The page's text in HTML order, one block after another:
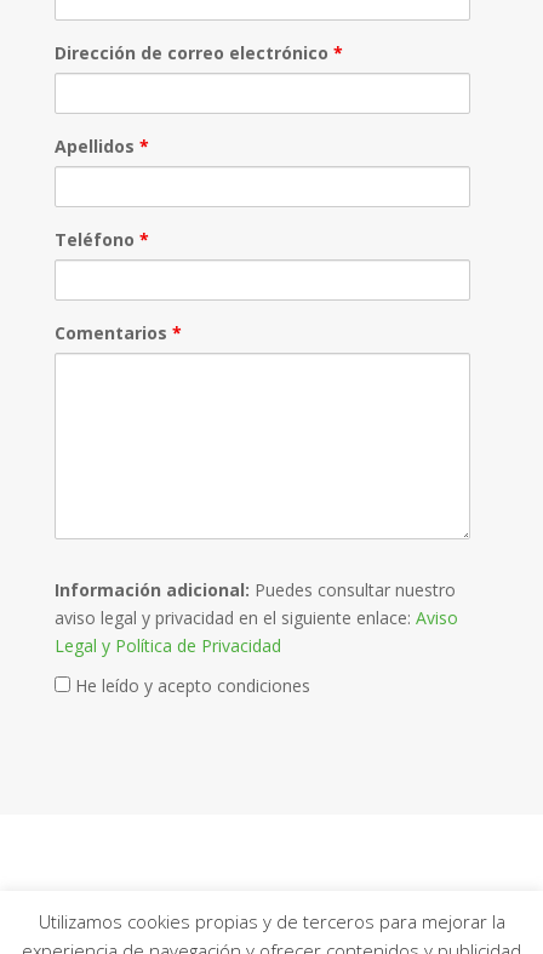
Dirección de correo electrónico *
Apellidos *
Teléfono *
Comentarios *
recaptch
Información adicional: Puedes consultar nuestro
aviso legal y privacidad en el siguiente enlace: Aviso
Legal y Política de Privacidad
Aviso
He leído y acepto condiciones
Utilizamos cookies propias y de terceros para mejorar la